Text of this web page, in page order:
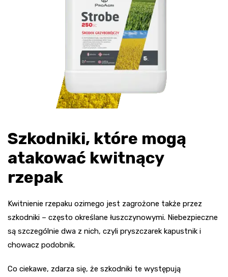
Szkodniki, które mogą
atakować kwitnący
rzepak
Kwitnienie rzepaku ozimego jest zagrożone także przez
szkodniki – często określane łuszczynowymi. Niebezpieczne
są szczególnie dwa z nich, czyli pryszczarek kapustnik i
chowacz podobnik.
Co ciekawe, zdarza się, że szkodniki te występują